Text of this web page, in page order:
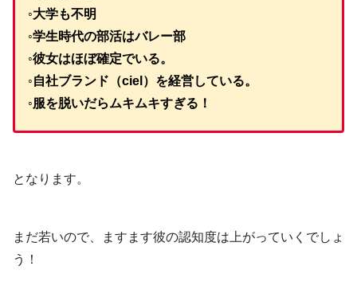
◦大学も不明
◦学生時代の部活はバレー部
◦彼女はほぼ確定でいる。
◦自社ブランド（ciel）を経営している。
◦服を脱いだらムキムキすぎる！
となります。
まだ若いので、ますます彼の認知度は上がっていくでしょ
う！